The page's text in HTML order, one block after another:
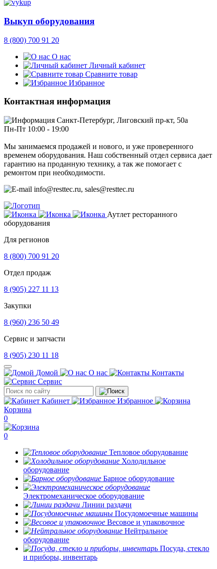
Выкуп оборудования
8 (800) 700 91 20
О нас
Личный кабинет
Сравните товар
Избранное
Контактная информация
Санкт-Петербург, Лиговский пр-кт, 50а
Пн-Пт 10:00 - 19:00
Мы занимаемся продажей и нового, и уже проверенного
временем оборудования. Наш собственный отдел сервиса дает
гарантию на проданную технику, а так же помогает с
ремонтом при необходимости.
info@resttec.ru, sales@resttec.ru
Аутлет ресторанного
оборудования
Для регионов
8 (800) 700 91 20
Отдел продаж
8 (905) 227 11 13
Закупки
8 (960) 236 50 49
Сервис и запчасти
8 (905) 230 11 18
Домой О нас
Контакты
Сервис
Кабинет
Избранное
Корзина
0
0
Тепловое оборудование
Холодильное
оборудование
Барное оборудование
Электромеханическое оборудование
Линии раздачи
Посудомоечные машины
Весовое и упаковочное
Нейтральное
оборудование
Посуда, стекло
и приборы, инвентарь